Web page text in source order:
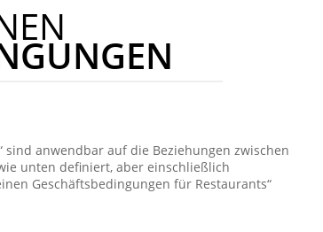
anwendbar auf die Beziehungen zwischen
unten definiert, aber einschließlich
Geschäftsbedingungen für Restaurants“